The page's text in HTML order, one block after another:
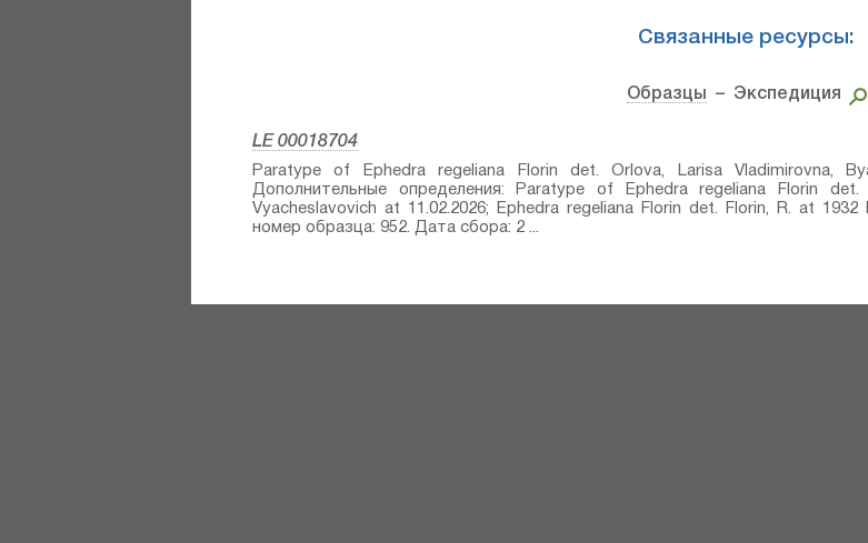
Связанные ресурсы:
Образцы – Экспедиция
LE 00018704
Paratype of Ephedra regeliana Florin⁣ det. Orlova, Larisa Vladimirovna,
Дополнительные определения: Paratype of Ephedra regeliana Florin⁣ det.
Vyacheslavovich at 11.02.2026; Ephedra regeliana Florin⁣ det. Florin, R. at
номер образца: 952. Дата сбора: 2 ...